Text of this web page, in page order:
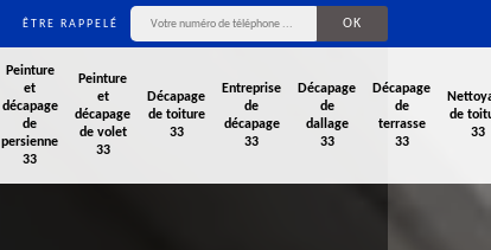
ÊTRE RAPPELÉ
Peinture
et
décapage
de
persienne
33
Peinture
et
décapage
de volet
33
Décapage
de toiture
33
Entreprise
de
décapage
33
Décapage
de
dallage
33
Décapage
de
terrasse
33
de
33